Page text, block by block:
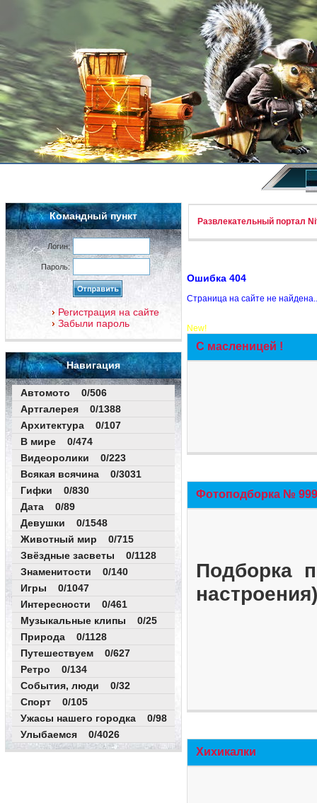
Командный пункт
Логин:
Пароль:
Регистрация на сайте
Забыли пароль
Навигация
Автомото 0/506
Артгалерея 0/1388
Архитектура 0/107
В мире 0/474
Видеоролики 0/223
Всякая всячина 0/3031
Гифки 0/830
Дата 0/89
Девушки 0/1548
Животный мир 0/715
Звёздные засветы 0/1128
Знаменитости 0/140
Игры 0/1047
Интересности 0/461
Музыкальные клипы 0/25
Природа 0/1128
Путешествуем 0/627
Ретро 0/134
События, люди 0/32
Спорт 0/105
Ужасы нашего городка 0/98
Улыбаемся 0/4026
Развлекательный портал
Ошибка 404
Страница на сайте не
New!
С масленицей !
Фотоподборка №
Подборка
Хихикалки